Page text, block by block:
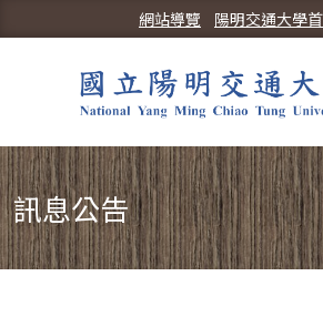
陽明交通大學
網站導覽
訊息公告